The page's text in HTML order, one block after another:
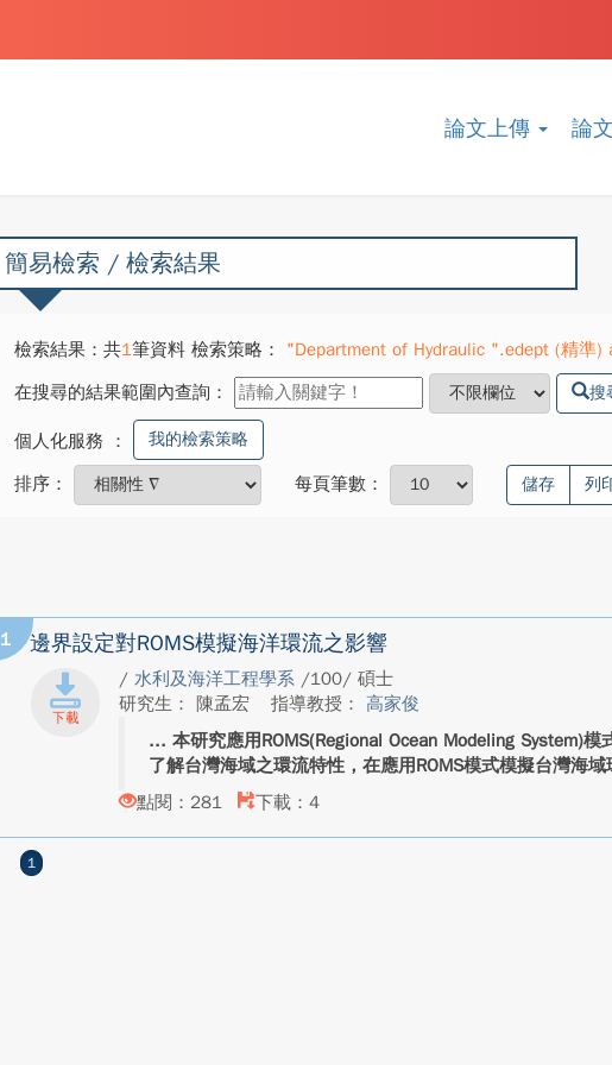
論文上傳 論
簡易檢索 / 檢索結果
檢索結果：共1筆資料 檢索策略：
"Department of Hydraulic ".edept (精準)
在搜尋的結果範圍內查詢：
搜
個人化服務 ： 我的檢索策略
排序： 每頁筆數： 儲存 列
1 邊界設定對ROMS模擬海洋環流之影響
/ 水利及海洋工程學系 /100/ 碩士
研究生： 陳孟宏
指導教授： 高家俊
本研究應用ROMS(Regional Ocean Modeling System)
了解台灣海域之環流特性，在應用ROMS模式模擬台灣海
點閱：281
下載：4
1